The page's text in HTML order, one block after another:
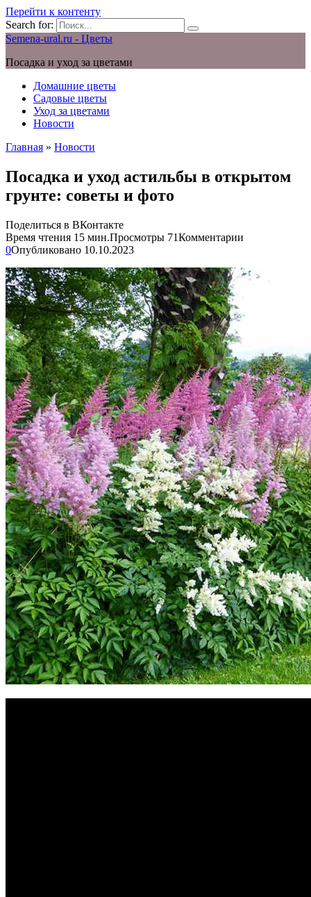
Перейти к контенту
Search for:
Semena-ural.ru - Цветы
Посадка и уход за цветами
Домашние цветы
Садовые цветы
Уход за цветами
Новости
Главная » Новости
Посадка и уход астильбы в открытом
грунте: советы и фото
Поделиться в ВКонтакте
Время чтения 15 мин.Просмотры 71Комментарии
0Опубликовано 10.10.2023